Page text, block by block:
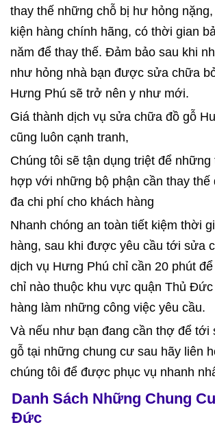
thay thế những chỗ bị hư hỏng
kiện hàng chính hãng, có thời gian
năm để thay thế. Đảm bảo sau khi
như hỏng nhà bạn được sửa chữa
Hưng Phú sẽ trở nên y như mới.
Giá thành dịch vụ sửa chữa đồ gỗ
cũng luôn cạnh tranh,
Chúng tôi sẽ tận dụng triệt để
hợp với những bộ phận cần thay thế
đa chi phí cho khách hàng
Nhanh chóng an toàn tiết kiệm thời
hàng, sau khi được yêu cầu tới sửa
dịch vụ Hưng Phú chỉ cần 20 phút
chỉ nào thuộc khu vực quận Thủ
hàng làm những công việc yêu cầu.
Và nếu như bạn đang cần thợ để tới
gỗ tại những chung cư sau hãy liên
chúng tôi để được phục vụ nhanh
Danh Sách Những Chung
Đức